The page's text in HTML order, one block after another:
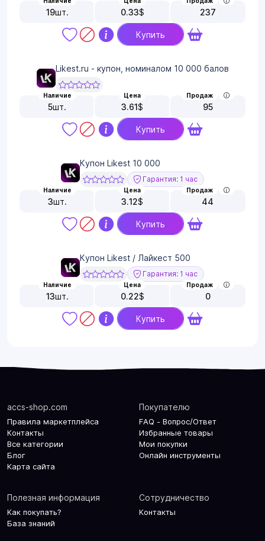
19шт. 0.33$ 237
Купить
Likest.ru - купон, номиналом 10 000 балов
Наличие
5шт.
Цена
3.61$
Продаж
95
Купить
Купон Likest 10 000
Гарантия: 1 час
Наличие
3шт.
Цена
3.12$
Продаж
44
Купить
Купон Likest / Лайкест 500
Гарантия: 1 час
Наличие
13шт.
Цена
0.22$
Продаж
0
Купить
accs-shop.com
Правила маркетплейса
Контакты
Все категории
Блог
Карта сайта
Покупателю
FAQ - Вопрос/Ответ
Избранные товары
Мои покупки
Онлайн инструменты
Полезная информация
Как покупать?
База знаний
Сотрудничество
Контакты